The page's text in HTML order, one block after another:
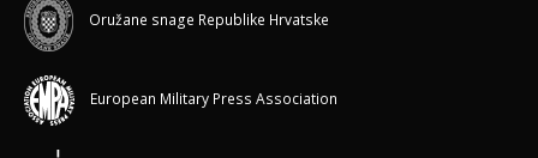
Oružane snage Republike Hrvatske
European Military Press Association